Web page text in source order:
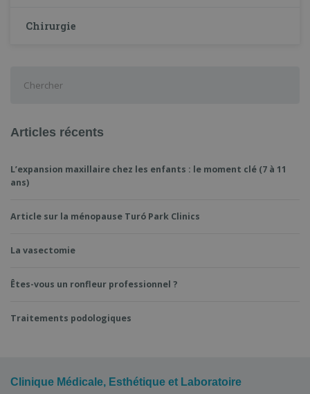
Chirurgie
Articles récents
L’expansion maxillaire chez les enfants : le moment clé (7 à 11
ans)
Article sur la ménopause Turó Park Clinics
La vasectomie
Êtes-vous un ronfleur professionnel ?
Traitements podologiques
Clinique Médicale, Esthétique et Laboratoire